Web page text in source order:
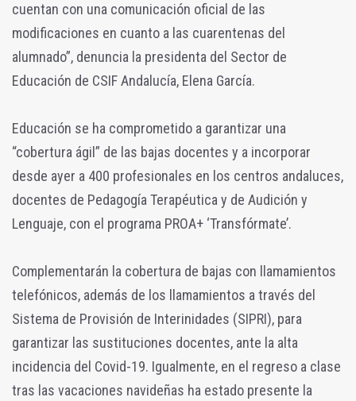
cuentan con una comunicación oficial de las
modificaciones en cuanto a las cuarentenas del
alumnado”, denuncia la presidenta del Sector de
Educación de CSIF Andalucía, Elena García.
Educación se ha comprometido a garantizar una
“cobertura ágil” de las bajas docentes y a incorporar
desde ayer a 400 profesionales en los centros andaluces,
docentes de Pedagogía Terapéutica y de Audición y
Lenguaje, con el programa PROA+ ‘Transfórmate’.
Complementarán la cobertura de bajas con llamamientos
telefónicos, además de los llamamientos a través del
Sistema de Provisión de Interinidades (SIPRI), para
garantizar las sustituciones docentes, ante la alta
incidencia del Covid-19. Igualmente, en el regreso a clase
tras las vacaciones navideñas ha estado presente la